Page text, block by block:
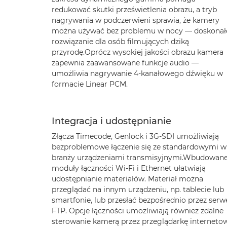
redukować skutki prześwietlenia obrazu, a tryb
nagrywania w podczerwieni sprawia, że kamery
można używać bez problemu w nocy —
rozwiązanie dla osób filmujących dziką
przyrodę.Oprócz wysokiej jakości obrazu kamera
zapewnia zaawansowane funkcje audio —
umożliwia nagrywanie 4-kanałowego dźwięku w
formacie Linear PCM.
Integracja i udostępnianie
Złącza Timecode, Genlock i 3G-SDI umożliwiają
bezproblemowe łączenie się ze standardowymi w
branży urządzeniami
moduły łączności Wi-Fi i Ethernet ułatwiają
udostępnianie materiałów. Materiał można
przeglądać na innym urządzeniu, np. tablecie lub
smartfonie, lub przesłać bezpośrednio przez
FTP. Opcje łączności umożliwiają również zdalne
sterowanie kamerą przez przeglądarkę